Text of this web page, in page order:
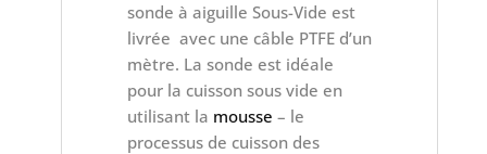
sonde à aiguille Sous-Vide est
livrée avec une câble PTFE d’un
mètre. La sonde est idéale
pour la cuisson sous vide en
utilisant la mousse – le
processus de cuisson des